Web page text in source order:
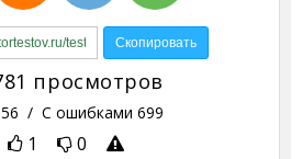
просмотров
56 / С ошибками 699
1 0